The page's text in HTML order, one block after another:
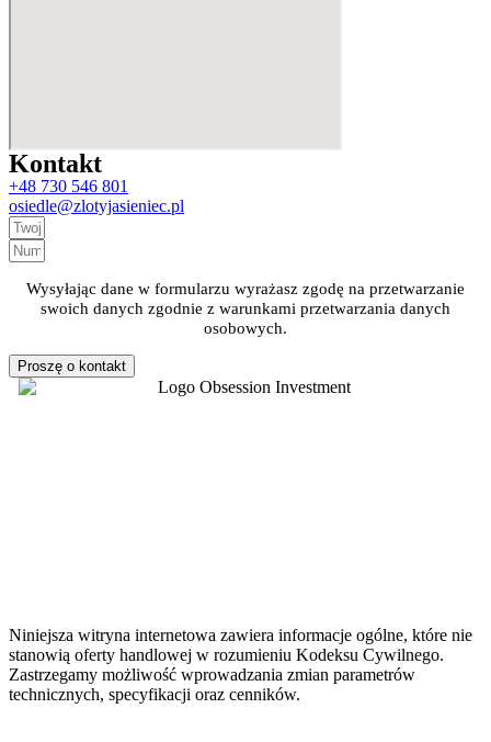
Kontakt
+48 730 546 801
osiedle@zlotyjasieniec.pl
Wysyłając dane w formularzu wyrażasz zgodę na przetwarzanie
swoich danych zgodnie z warunkami przetwarzania danych
osobowych.
Proszę o kontakt
Niniejsza witryna internetowa zawiera informacje ogólne, które nie
stanowią oferty handlowej w rozumieniu Kodeksu Cywilnego.
Zastrzegamy możliwość wprowadzania zmian parametrów
technicznych, specyfikacji oraz cenników.